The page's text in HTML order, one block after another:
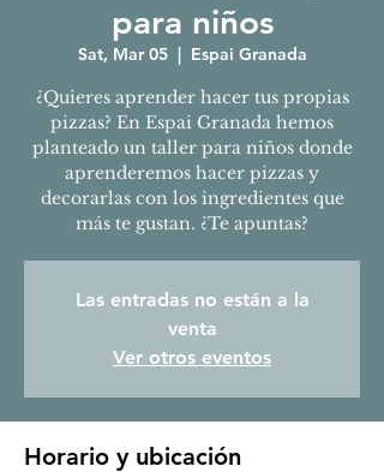
para niños
Sat, Mar 05
  |
Espai Granada
¿Quieres aprender hacer tus propias
pizzas? En Espai Granada hemos
planteado un taller para niños donde
aprenderemos hacer pizzas y
decorarlas con los ingredientes que
más te gustan. ¿Te apuntas?
Las entradas no están a la
venta
Ver otros eventos
Horario y ubicación